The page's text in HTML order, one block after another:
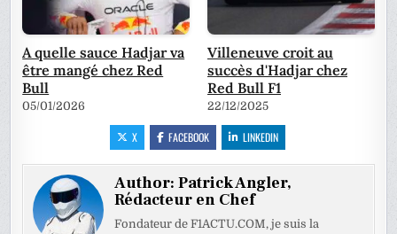
A quelle sauce Hadjar va
être mangé chez Red
Bull
05/01/2026
Villeneuve croit au
succès d'Hadjar chez
Red Bull F1
22/12/2025
X FACEBOOK LINKEDIN
Author:Patrick Angler,
Rédacteur en Chef
Fondateur de F1ACTU.COM, je suis la